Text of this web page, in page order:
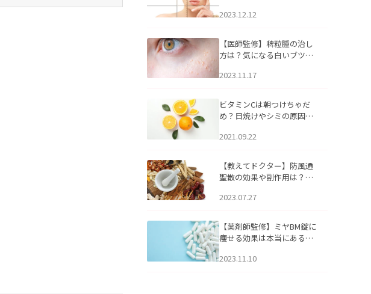
2023.12.12
【医師監修】稗粒腫の治し
方は？気になる白いブツブ
アについて
2023.11.17
ビタミンCは朝つけちゃだ
め？日焼けやシミの原因に
2021.09.22
【教えてドクター】防風通
聖散の効果や副作用は？長
2023.07.27
【薬剤師監修】ミヤBM錠に
痩せる効果は本当にある
2023.11.10